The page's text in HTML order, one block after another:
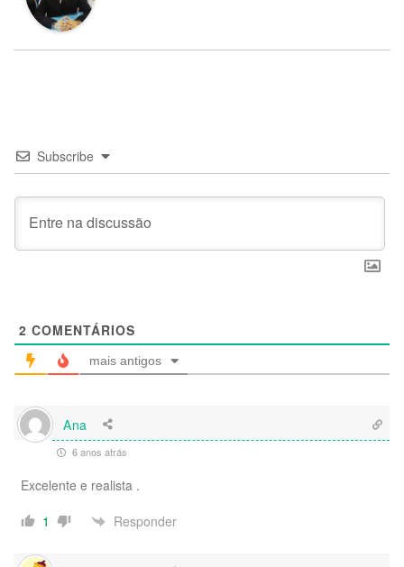
Subscribe
2 COMENTÁRIOS
mais antigos
Ana
6 anos atrás
Excelente e realista .
1
Responder